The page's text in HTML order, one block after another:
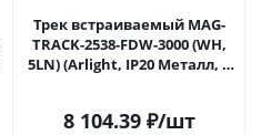
Трек встраиваемый MAG-
TRACK-2538-FDW-3000 (WH,
5LN) (Arlight, IP20 Металл, 5
8 104.39₽/шт